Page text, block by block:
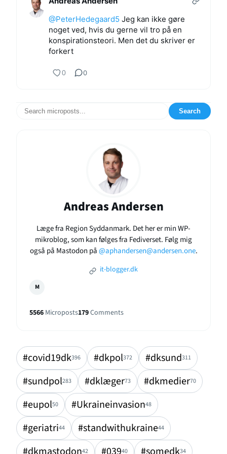
@PeterHedegaard5 Jeg kan ikke gøre
noget ved, hvis du gerne vil tro på en
konspirationsteori. Men det du skriver er
forkert
0 0
Search
Andreas Andersen
Læge fra Region Syddanmark. Det her er min WP-
mikroblog, som kan følges fra Fediverset. Følg mig
også på Mastodon på@aphandersen@andersen.one.
it-blogger.dk
M
5566 Microposts179Comments
#covid19dk396 #dkpol372 #dksund311
#sundpol283 #dklæger73 #dkmedier70
#eupol50 #Ukraineinvasion48
#geriatri44 #standwithukraine44
42 40 34